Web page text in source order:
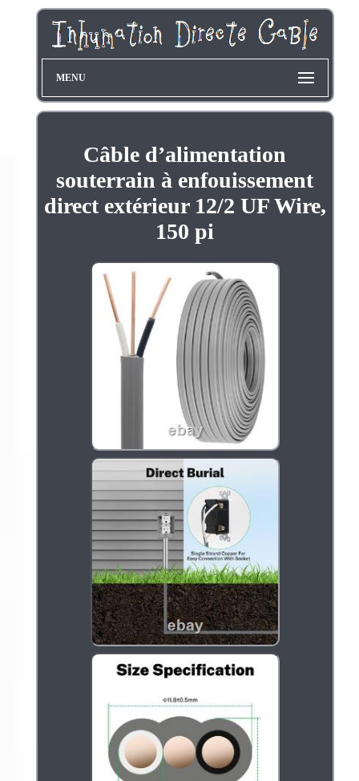
MENU
Câble d’alimentation
souterrain à enfouissement
direct extérieur 12/2 UF Wire,
150 pi